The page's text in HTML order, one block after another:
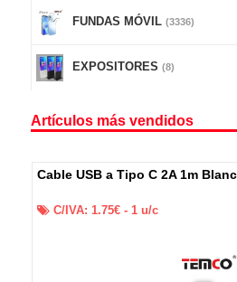
FUNDAS MÓVIL (3336)
EXPOSITORES (8)
Artículos más vendidos
Cable USB a IP 2A 1m Blanco
C/IVA:1.45 € -1u/c